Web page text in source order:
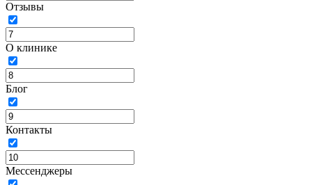
Отзывы
О клинике
Блог
Контакты
Мессенджеры